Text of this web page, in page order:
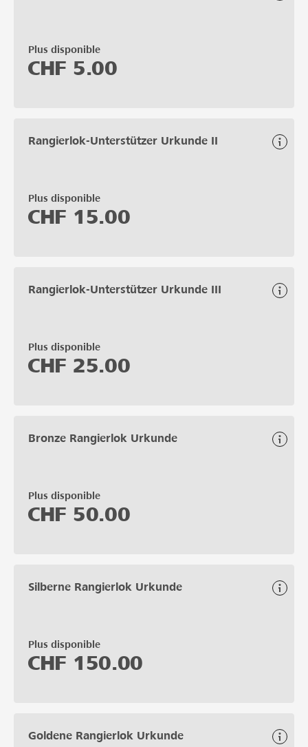
Plus disponible
CHF 5.00
Rangierlok-Unterstützer Urkunde II
Plus disponible
CHF 15.00
Rangierlok-Unterstützer Urkunde III
Plus disponible
CHF 25.00
Bronze Rangierlok Urkunde
Plus disponible
CHF 50.00
Silberne Rangierlok Urkunde
Plus disponible
CHF 150.00
Goldene Rangierlok Urkunde